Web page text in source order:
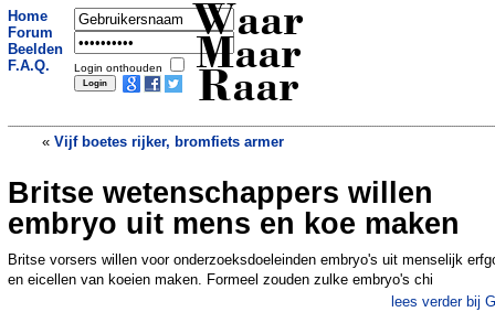
Home
Forum
Beelden
F.A.Q.
Login onthouden
Waar
Maar
Raar
« Vijf boetes rijker, bromfiets armer
Wenkbrauwen afgeschoren door
dronken maat.»
Britse wetenschappers willen
embryo uit mens en koe maken
Britse vorsers willen voor onderzoeksdoeleinden embryo's uit menselijk
en eicellen van koeien maken. Formeel zouden zulke embryo's chi
lees verder bij